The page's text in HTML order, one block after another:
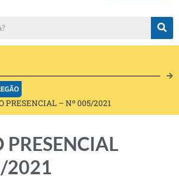
PRESENCIAL – Nº 005/2021
PRESENCIAL
2021